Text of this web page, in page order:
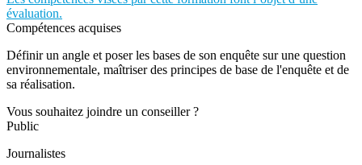
évaluation.
Compétences acquises
Définir un angle et poser les bases de son enquête sur une question
environnementale, maîtriser des principes de base de l'enquête et de
sa réalisation.
Vous souhaitez joindre un conseiller ?
Public
Journalistes